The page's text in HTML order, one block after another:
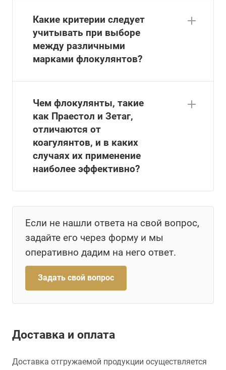
Какие критерии следует
учитывать при выборе
между различными
марками флокулянтов?
Чем флокулянты, такие
как Праестол и Зетаг,
отличаются от
коагулянтов, и в каких
случаях их применение
наиболее эффективно?
Если не нашли ответа на свой вопрос,
задайте его через форму и мы
оперативно дадим на него ответ.
Задать свой вопрос
Доставка и оплата
Доставка отгружаемой продукции осуществляется